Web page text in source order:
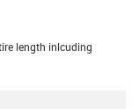
length inlcuding